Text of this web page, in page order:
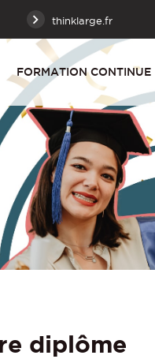
thinklarge.fr
FORMATION CONTINUE
diplôme